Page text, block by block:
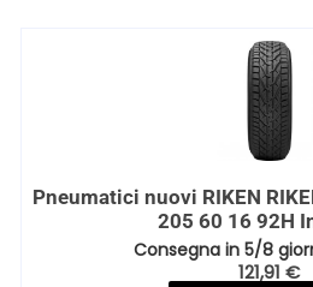
Pneumatici nuovi RIKEN
205 60 16 92H
Consegna in 5/8
121,91€